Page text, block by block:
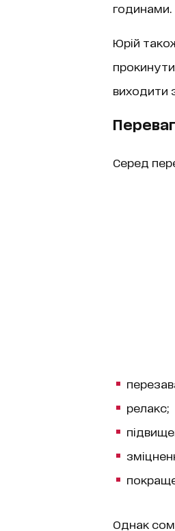
годинами.
Юрій
виходити
Серед
релакс;
Однак